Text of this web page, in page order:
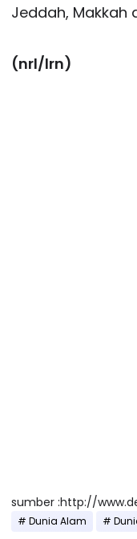
Jeddah, Makkah
(nrl/lrn)
sumber :http://
Dunia Alam